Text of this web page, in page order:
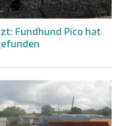
Fundhund Pico hat